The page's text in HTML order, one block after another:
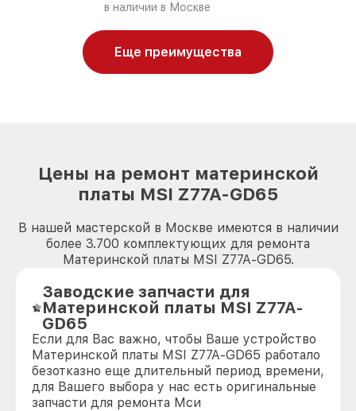
в наличии в Москве
Еще преимущества
Цены на ремонт материнской
платы MSI Z77A-GD65
В нашей мастерской в Москве имеются в наличии
более 3.700 комплектующих для ремонта
Материнской платы MSI Z77A-GD65.
Заводские запчасти для
Материнской платы MSI Z77A-
GD65
Если для Вас важно, чтобы Ваше устройство
Материнской платы MSI Z77A-GD65 работало
безотказно еще длительный период времени,
для Вашего выбора у нас есть оригинальные
запчасти для ремонта Мси